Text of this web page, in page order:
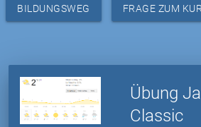
BILDUNGSWEG FRAGE ZUM
Übung
Classic